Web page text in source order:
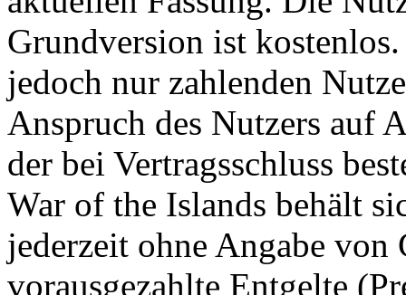
Grundversion ist
jedoch nur zahlenden
Anspruch des Nutzers auf
der bei Vertragsschluss
War of the Islands behält
jederzeit ohne Angabe
vorausgezahlte Entgelte